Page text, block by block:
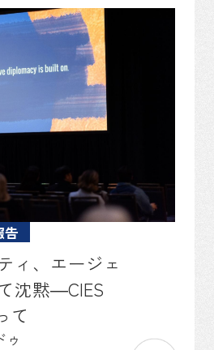
告
ィ、エージェ
沈黙―CIES
て
ゥ